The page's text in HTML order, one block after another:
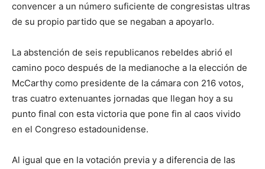
convencer a un número suficiente de congresistas ultras
de su propio partido que se negaban a apoyarlo.
La abstención de seis republicanos rebeldes abrió el
camino poco después de la medianoche a la elección de
McCarthy como presidente de la cámara con 216 votos,
tras cuatro extenuantes jornadas que llegan hoy a su
punto final con esta victoria que pone fin al caos vivido
en el Congreso estadounidense.
Al igual que en la votación previa y a diferencia de las